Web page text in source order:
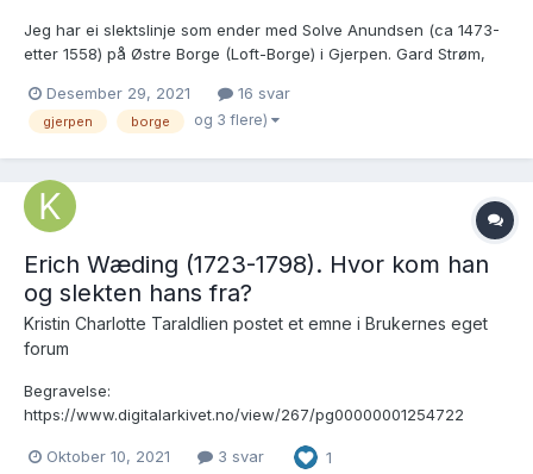
Jeg har ei slektslinje som ender med Solve Anundsen (ca 1473-
etter 1558) på Østre Borge (Loft-Borge) i Gjerpen. Gard Strøm,
Gjerpen", viser til flere dokumenter som på en fornuftig måte
knytter Solve Anundsen og hans etterkommere til Østre Borge....
Desember 29, 2021 16 svar
gjerpen borge og 3 flere)
Erich Wæding (1723-1798). Hvor kom han
og slekten hans fra?
Kristin Charlotte Taraldlien postet et emne i Brukernes eget
forum
Begravelse:
https://www.digitalarkivet.no/view/267/pg00000001254722
hans som er vanskelig å finne. Slektsteder på nett sier at han er
Oktober 10, 2021 3 svar 1